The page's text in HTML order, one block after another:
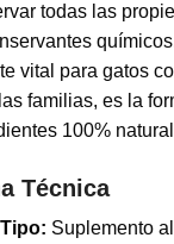
todas las
vital para gatos
familias, es la
100%
Técnica
Tipo: Suplemento